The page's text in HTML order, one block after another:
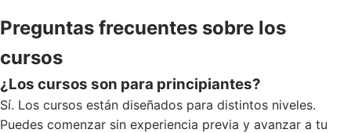
Preguntas frecuentes sobre los
cursos
¿Los cursos son para principiantes?
Sí. Los cursos están diseñados para distintos niveles.
Puedes comenzar sin experiencia previa y avanzar a tu